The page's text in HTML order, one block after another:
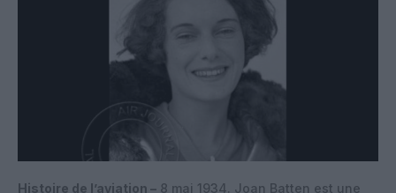
Histoire de l’aviation – 8 mai 1934. Joan Batten est une